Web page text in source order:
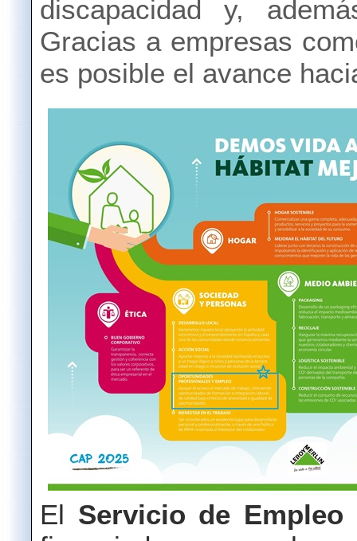
discapacidad y,
Gracias a empresas
es posible el avance
El Servicio de